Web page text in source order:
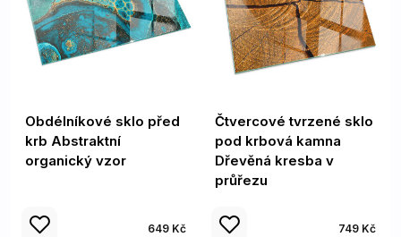
Obdélníkové sklo před
krb Abstraktní
organický vzor
649 Kč
Čtvercové tvrzené sklo
pod krbová kamna
Dřevěná kresba v
průřezu
749 Kč